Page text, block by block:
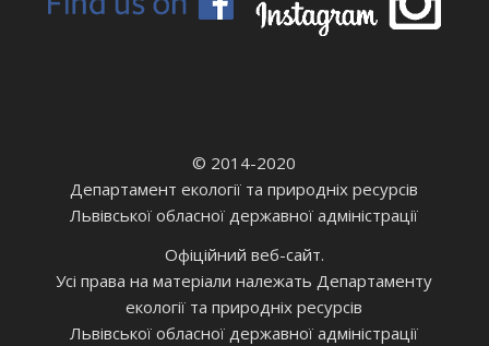
© 2014-2020
Департамент екології та природніх ресурсів
Львівської обласної державної адміністрації
Офіційний веб-сайт.
Усі права на матеріали належать Департаменту
екології та природніх ресурсів
Львівської обласної державної адміністрації